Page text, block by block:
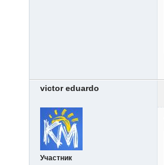
victor eduardo
Участник